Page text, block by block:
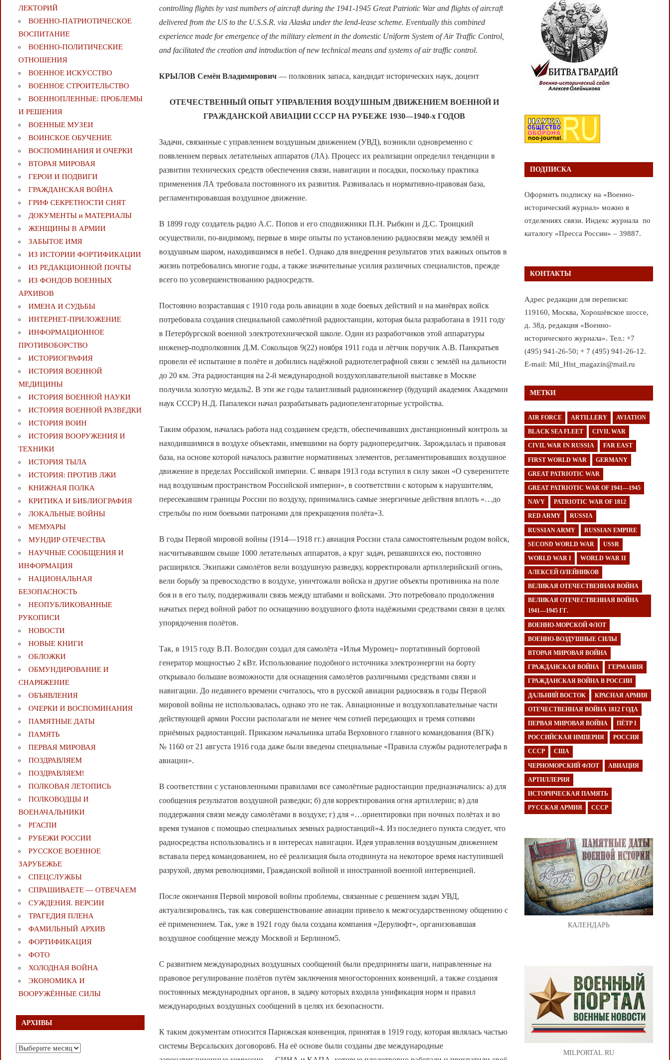
controlling flights by vast numbers of aircraft during the 1941-1945 Great Patriotic War and flights of aircraft
delivered from the US to the U.S.S.R. via Alaska under the lend-lease scheme. Eventually this combined
experience made for emergence of the military element in the domestic Uniform System of Air Traffic Control,
and facilitated the creation and introduction of new technical means and systems of air traffic control.
КРЫЛОВ Семён Владимирович — полковник запаса, кандидат исторических наук, доцент
ОТЕЧЕСТВЕННЫЙ ОПЫТ УПРАВЛЕНИЯ ВОЗДУШНЫМ ДВИЖЕНИЕМ ВОЕННОЙ И
ГРАЖДАНСКОЙ АВИАЦИИ СССРНА РУБЕЖЕ 1930—1940-х ГОДОВ
Задачи, связанные с управлением воздушным движением (УВД), возникли одновременно с
появлением первых летательных аппаратов (ЛА). Процесс их реализации определил тенденции в
развитии технических средств обеспечения связи, навигации и посадки, поскольку практика
применения ЛА требовала постоянного их развития. Развивалась и нормативно-правовая база,
регламентировавшая воздушное движение.
В 1899 году создатель радио А.С. Попов и его сподвижники П.Н. Рыбкин и Д.С. Троицкий
осуществили, по-видимому, первые в мире опыты по установлению радиосвязи между землёй и
воздушным шаром, находившимся в небе1. Однако для внедрения результатов этих важных опытов в
жизнь потребовались многие годы, а также значительные усилия различных специалистов, прежде
всего по усовершенствованию радиосредств.
Постоянно возраставшая с 1910 года роль авиации в ходе боевых действий и на манёврах войск
потребовала создания специальной самолётной радиостанции, которая была разработана в 1911 году
в Петербургской военной электротехнической школе. Один из разработчиков этой аппаратуры
инженер-подполковник Д.М. Сокольцов 9(22) ноября 1911 года и лётчик поручик А.В. Панкратьев
провели её испытание в полёте и добились надёжной радиотелеграфной связи с землёй на дальности
до 20 км. Эта радиостанция на 2-й международной воздухоплавательной выставке в Москве
получила золотую медаль2. В эти же годы талантливый радиоинженер (будущий академик Академии
наук СССР) Н.Д. Папалекси начал разрабатывать радиопеленгаторные устройства.
Таким образом, началась работа над созданием средств, обеспечивавших дистанционный контроль за
находившимися в воздухе объектами, имевшими на борту радиопередатчик. Зарождалась и правовая
база, на основе которой началось развитие нормативных элементов, регламентировавших воздушное
движение в пределах Российской империи. С января 1913 года вступил в силу закон «О суверенитете
над воздушным пространством Российской империи», в соответствии с которым к нарушителям,
пересекавшим границы России по воздуху, принимались самые энергичные действия вплоть «…до
стрельбы по ним боевыми патронами для прекращения полёта»3.
В годы Первой мировой войны (1914—1918 гг.) авиация России стала самостоятельным родом войск,
насчитывавшим свыше 1000 летательных аппаратов, а круг задач, решавшихся ею, постоянно
расширялся. Экипажи самолётов вели воздушную разведку, корректировали артиллерийский огонь,
вели борьбу за превосходство в воздухе, уничтожали войска и другие объекты противника на поле
боя и в его тылу, поддерживали связь между штабами и войсками. Это потребовало продолжения
начатых перед войной работ по оснащению воздушного флота надёжными средствами связи в целях
упорядочения полётов.
Так, в 1915 году В.П. Вологдин создал для самолёта «Илья Муромец» портативный бортовой
генератор мощностью 2 кВт. Использование подобного источника электроэнергии на борту
открывало большие возможности для оснащения самолётов различными средствами связи и
навигации. До недавнего времени считалось, что в русской авиации радиосвязь в годы Первой
мировой войны не использовалась, однако это не так. Авиационные и воздухоплавательные части
действующей армии России располагали не менее чем сотней передающих и тремя сотнями
приёмных радиостанций. Приказом начальника штаба Верховного главного командования (ВГК)
№ 1160 от 21 августа 1916 года даже были введены специальные «Правила службы радиотелеграфа в
авиации».
В соответствии с установленными правилами все самолётные радиостанции предназначались: а) для
сообщения результатов воздушной разведки; б) для корректирования огня артиллерии; в) для
поддержания связи между самолётами в воздухе; г) для «…ориентировки при ночных полётах и во
время туманов с помощью специальных земных радиостанций»4. Из последнего пункта следует, что
радиосредства использовались и в интересах навигации. Идея управления воздушным движением
вставала перед командованием, но её реализация была отодвинута на некоторое время наступившей
разрухой, двумя революциями, Гражданской войной и иностранной военной интервенцией.
После окончания Первой мировой войны проблемы, связанные с решением задач УВД,
актуализировались, так как совершенствование авиации привело к межгосударственному общению с
её применением. Так, уже в 1921 году была создана компания «Дерулюфт», организовавшая
воздушное сообщение между Москвой и Берлином5.
С развитием международных воздушных сообщений были предприняты шаги, направленные на
правовое регулирование полётов путём заключения многосторонних конвенций, а также создания
постоянных международных органов, в задачу которых входила унификация норм и правил
международных воздушных сообщений в целях их безопасности.
К таким документам относится Парижская конвенция, принятая в 1919 году, которая являлась частью
системы Версальских договоров6. На её основе были созданы две международные
ЛЕКТОРИЙ
ВОЕННО-ПАТРИОТИЧЕСКОЕ
ВОСПИТАНИЕ
ВОЕННО-ПОЛИТИЧЕСКИE
ОТНОШЕНИЯ
ВОЕННОЕ ИСКУССТВО
ВОЕННОЕ СТРОИТЕЛЬСТВО
ВОЕННОПЛЕННЫЕ: ПРОБЛЕМЫ
И РЕШЕНИЯ
ВОЕННЫЕ МУЗЕИ
ВОИНСКОЕ ОБУЧЕНИЕ
ВОСПОМИНАНИЯ И ОЧЕРКИ
ВТОРАЯ МИРОВАЯ
ГЕРОИ И ПОДВИГИ
ГРАЖДАНСКАЯ ВОЙНА
ГРИФ СЕКРЕТНОСТИ СНЯТ
ДОКУМЕНТЫ и МАТЕРИАЛЫ
ЖЕНЩИНЫ В АРМИИ
ЗАБЫТОЕ ИМЯ
ИЗ ИСТОРИИ ФОРТИФИКАЦИИ
ИЗ РЕДАКЦИОННОЙ ПОЧТЫ
ИЗ ФОНДОВ ВОЕННЫХ
АРХИВОВ
ИМЕНА И СУДЬБЫ
ИНТЕРНЕТ-ПРИЛОЖЕНИЕ
ИНФОРМАЦИОННОЕ
ПРОТИВОБОРСТВО
ИСТОРИОГРАФИЯ
ИСТОРИЯ ВОЕННОЙ
МЕДИЦИНЫ
ИСТОРИЯ ВОЕННОЙ НАУКИ
ИСТОРИЯ ВОЕННОЙ РАЗВЕДКИ
ИСТОРИЯ ВОИН
ИСТОРИЯ ВООРУЖЕНИЯ И
ТЕХНИКИ
ИСТОРИЯ ТЫЛА
ИСТОРИЯ: ПРОТИВ ЛЖИ
КНИЖНАЯ ПОЛКА
КРИТИКА И БИБЛИОГРАФИЯ
ЛОКАЛЬНЫЕ ВОЙНЫ
МЕМУАРЫ
МУНДИР ОТЕЧЕСТВА
НАУЧНЫЕ СООБЩЕНИЯ И
ИНФОРМАЦИЯ
НАЦИОНАЛЬНАЯ
БЕЗОПАСНОСТЬ
НЕОПУБЛИКОВАННЫЕ
РУКОПИСИ
НОВОСТИ
НОВЫЕ КНИГИ
ОБЛОЖКИ
ОБМУНДИРОВАНИЕ И
СНАРЯЖЕНИЕ
ОБЪЯВЛЕНИЯ
ОЧЕРКИ И ВОСПОМИНАНИЯ
ПАМЯТНЫЕ ДАТЫ
ПАМЯТЬ
ПЕРВАЯ МИРОВАЯ
ПОЗДРАВЛЯЕМ
ПОЗДРАВЛЯЕМ!
ПОЛКОВАЯ ЛЕТОПИСЬ
ПОЛКОВОДЦЫ И
ВОЕНАЧАЛЬНИКИ
РГАСПИ
РУБЕЖИ РОССИИ
РУССКОЕ ВОЕННОЕ
ЗАРУБЕЖЬЕ
СПЕЦСЛУЖБЫ
СПРАШИВАЕТЕ — ОТВЕЧАЕМ
СУЖДЕНИЯ. ВЕРСИИ
ТРАГЕДИЯ ПЛЕНА
ФАМИЛЬНЫЙ АРХИВ
ФОРТИФИКАЦИЯ
ФОТО
ХОЛОДНАЯ ВОЙНА
ЭКОНОМИКА И
ВООРУЖЁННЫЕ СИЛЫ
АРХИВЫ
Архивы
ПОДПИСКА
Оформить подписку на «Военно-
исторический журнал» можно в
отделениях связи. Индекс журнала по
каталогу «Пресса России» – 39887.
КОНТАКТЫ
Адрес редакции для переписки:
119160, Москва, Хорошёвское шоссе,
д. 38д, редакция «Военно-
исторического журнала». Тел.: +7
(495) 941-26-50; + 7 (495) 941-26-12.
E-mail: Mil_Hist_magazin@mail.ru
МЕТКИ
AIR FORCE ARTILLERY AVIATION
BLACK SEA FLEET CIVIL WAR
CIVIL WAR IN RUSSIA FAR EAST
FIRST WORLD WAR GERMANY
GREAT PATRIOTIC WAR
GREAT PATRIOTIC WAR OF 1941—1945
NAVY PATRIOTIC WAR OF 1812
RED ARMY RUSSIA
RUSSIAN ARMY RUSSIAN EMPIRE
SECOND WORLD WAR USSR
WORLD WAR I WORLD WAR II
АЛЕКСЕЙ ОЛЕЙНИКОВ
ВЕЛИКАЯ ОТЕЧЕСТВЕННАЯ ВОЙНА
ВЕЛИКАЯ ОТЕЧЕСТВЕННАЯ ВОЙНА
1941—1945 ГГ.
ВОЕННО-МОРСКОЙ ФЛОТ
ВОЕННО-ВОЗДУШНЫЕ СИЛЫ
ВТОРАЯ МИРОВАЯ ВОЙНА
ГРАЖДАНСКАЯ ВОЙНА ГЕРМАНИЯ
ГРАЖДАНСКАЯ ВОЙНА В РОССИИ
ДАЛЬНИЙ ВОСТОК КРАСНАЯ АРМИЯ
ОТЕЧЕСТВЕННАЯ ВОЙНА 1812 ГОДА
ПЕРВАЯ МИРОВАЯ ВОЙНА ПЁТР I
РОССИЙСКАЯ ИМПЕРИЯ РОССИЯ
СССР США
ЧЕРНОМОРСКИЙ ФЛОТ АВИАЦИЯ
АРТИЛЛЕРИЯ
ИСТОРИЧЕСКАЯ ПАМЯТЬ
РУССКАЯ АРМИЯ СССР
КАЛЕНДАРЬ
MILPORTAL.RU